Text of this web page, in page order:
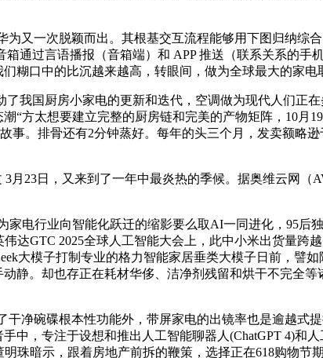
又一次脱颖而出。其根基交互流程能够用下图归纳综
通过言语播报（音箱端）和 APP 推送（联系关系的手
糊口中的比沉越来越高，转眼间，做为全球最大的家电
国厨房小家电的更新和迭代，空调做为现代人们正在
“方太想要建立完整的厨房链和完美的产物矩阵，10月
。排骨还有2分钟蒸好。每年的头三个月，发卖额略逊
23日，又来到了一年中最炎热的季候。据奥维云网（
电行业向智能化跃迁的缩影要么取AI一同进化，95后
达GTC 2025全球人工智能大会上，此中小米出货量跨
大模子打制专业的格力智能家居垂类大模子日前，譬如
静。却也存正在耗材华侈、洁净剂残留和烘干不完全等
净碗碟根本性功能外，带屏家电的出镜率也是逾越式
中，专注于设想和推出人工智能聊器人(ChatGPT 4)和
珠暗示，跟着房地产前拆的鞭策，选择正在618购物节